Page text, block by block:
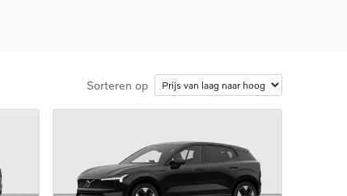
Sorteren op